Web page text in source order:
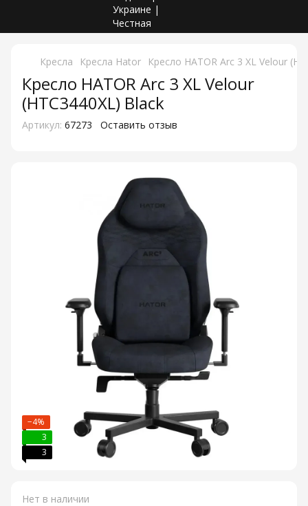
Кресла Кресла Hator Кресло HATOR Arc 3 XL Velour
Кресло HATOR Arc 3 XL Velour
(HTC3440XL) Black
Артикул: 67273 Оставить отзыв
−4%
3
3
Нет в наличии